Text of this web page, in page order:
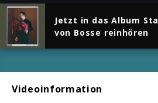
Jetzt in das Album
von Bosse reinhören
Videoinformation